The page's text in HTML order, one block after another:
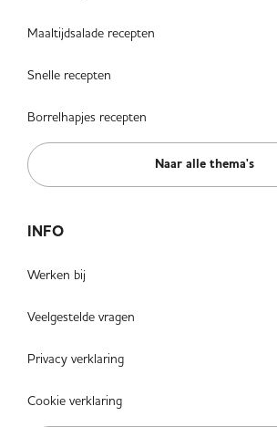
Maaltijdsalade recepten
Snelle recepten
Borrelhapjes recepten
Naar alle thema's
INFO
Werken bij
Veelgestelde vragen
Privacy verklaring
Cookie verklaring